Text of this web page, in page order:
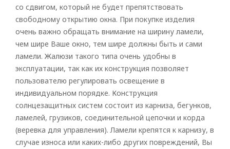
со сдвигом, который не будет препятствовать
свободному открытию окна. При покупке изделия
очень важно обращать внимание на ширину ламели,
чем шире Ваше окно, тем шире должны быть и сами
ламели. Жалюзи такого типа очень удобны в
эксплуатации, так как их конструкция позволяет
пользователю регулировать освещение в
индивидуальном порядке. Конструкция
солнцезащитных систем состоит из карниза, бегунков,
ламелей, грузиков, соединительной цепочки и корда
(веревка для управления). Ламели крепятся к карнизу, в
случае износа или каких-либо других повреждений, Вы